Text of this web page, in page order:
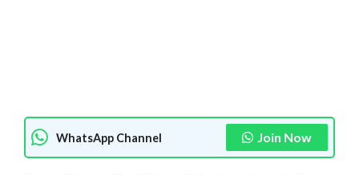
WhatsApp Channel Join Now